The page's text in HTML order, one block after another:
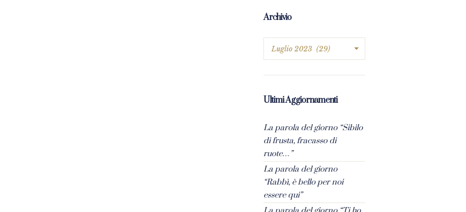
Archivio
Ultimi Aggiornamenti
La parola del giorno “Sibilo
di frusta, fracasso di
ruote…”
La parola del giorno
“Rabbì, è bello per noi
essere qui”